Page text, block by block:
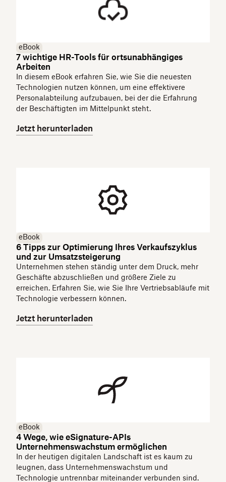
eBook
7 wichtige HR-Tools für ortsunabhängiges
Arbeiten
In diesem eBook erfahren Sie, wie Sie die neuesten
Technologien nutzen können, um eine effektivere
Personalabteilung aufzubauen, bei der die Erfahrung
der Beschäftigten im Mittelpunkt steht.
Jetzt herunterladen
eBook
6 Tipps zur Optimierung Ihres Verkaufszyklus
und zur Umsatzsteigerung
Unternehmen stehen ständig unter dem Druck, mehr
Geschäfte abzuschließen und größere Ziele zu
erreichen. Erfahren Sie, wie Sie Ihre Vertriebsabläufe mit
Technologie verbessern können.
Jetzt herunterladen
eBook
4 Wege, wie eSignature-APIs
Unternehmenswachstum ermöglichen
In der heutigen digitalen Landschaft ist es kaum zu
leugnen, dass Unternehmenswachstum und
Technologie untrennbar miteinander verbunden sind.